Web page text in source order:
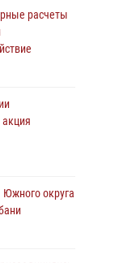
расчеты
округа